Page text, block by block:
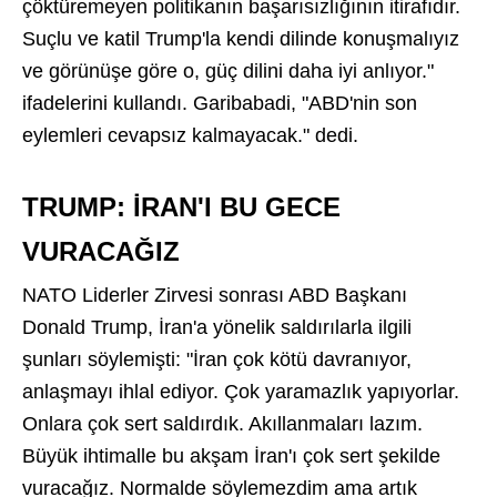
çöktüremeyen politikanın başarısızlığının itirafıdır.
Suçlu ve katil Trump'la kendi dilinde konuşmalıyız
ve görünüşe göre o, güç dilini daha iyi anlıyor."
ifadelerini kullandı. Garibabadi, "ABD'nin son
eylemleri cevapsız kalmayacak." dedi.
TRUMP: İRAN'I BU GECE
VURACAĞIZ
NATO Liderler Zirvesi sonrası ABD Başkanı
Donald Trump, İran'a yönelik saldırılarla ilgili
şunları söylemişti: "İran çok kötü davranıyor,
anlaşmayı ihlal ediyor. Çok yaramazlık yapıyorlar.
Onlara çok sert saldırdık. Akıllanmaları lazım.
Büyük ihtimalle bu akşam İran'ı çok sert şekilde
vuracağız. Normalde söylemezdim ama artık